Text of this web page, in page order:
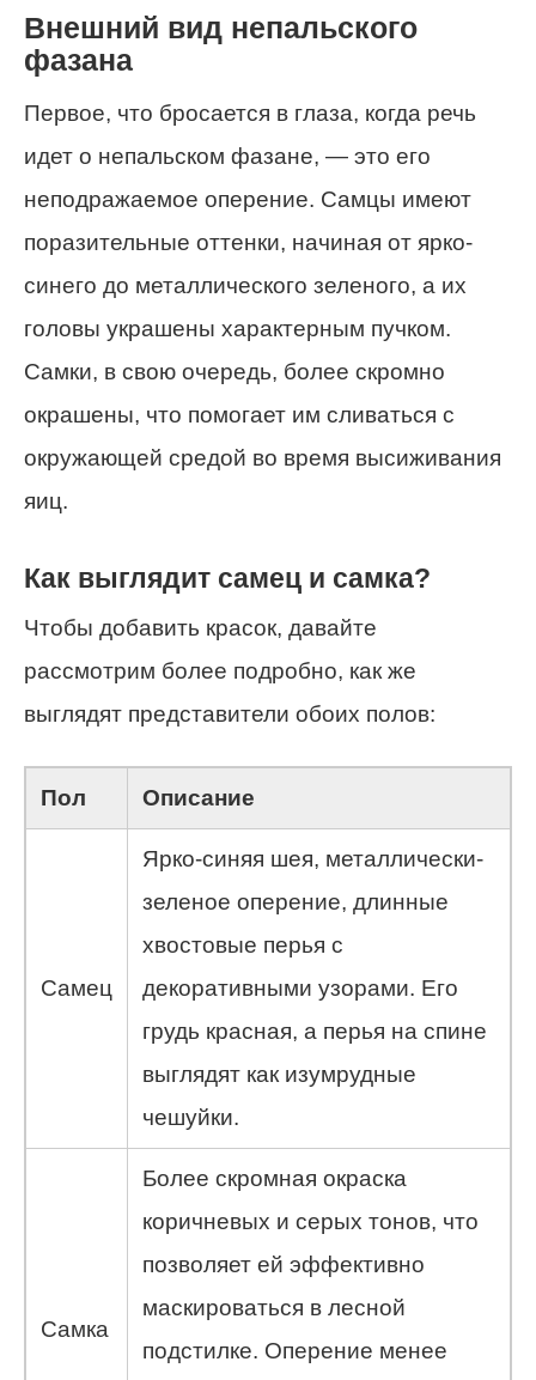
Внешний вид непальского
фазана
Первое, что бросается в глаза, когда речь
идет о непальском фазане, — это его
неподражаемое оперение. Самцы имеют
поразительные оттенки, начиная от ярко-
синего до металлического зеленого, а их
головы украшены характерным пучком.
Самки, в свою очередь, более скромно
окрашены, что помогает им сливаться с
окружающей средой во время высиживания
яиц.
Как выглядит самец и самка?
Чтобы добавить красок, давайте
рассмотрим более подробно, как же
выглядят представители обоих полов:
Пол Описание
Самец
Ярко-синяя шея, металлически-
зеленое оперение, длинные
хвостовые перья с
декоративными узорами. Его
грудь красная, а перья на спине
выглядят как изумрудные
чешуйки.
Самка
Более скромная окраска
коричневых и серых тонов, что
позволяет ей эффективно
маскироваться в лесной
подстилке. Оперение менее